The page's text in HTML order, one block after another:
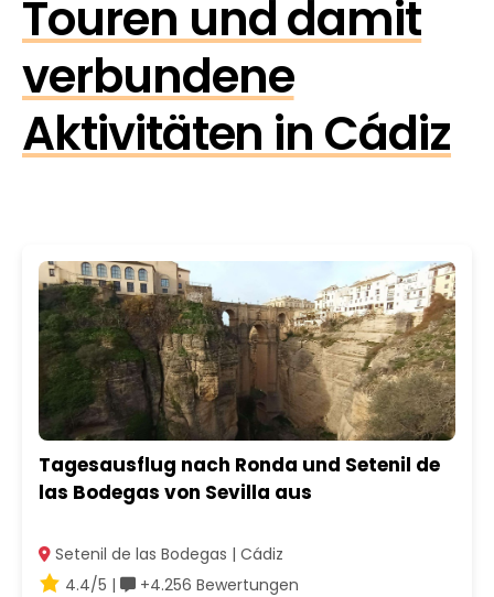
Touren und damit
verbundene
Aktivitäten in Cádiz
Tagesausflug nach Ronda und Setenil de
las Bodegas von Sevilla aus
Setenil de las Bodegas | Cádiz
4.4/5 |
+4.256 Bewertungen